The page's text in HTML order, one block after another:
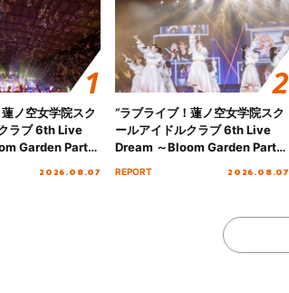
ノ空女学院スク
ラブ 6th Live
Garden Party
2026.08.07
“ラブライブ！蓮ノ空女学院スク
ールアイドルクラブ 6th Live
Dream ～Bloom Garden Party
REPORT 2026.08.07